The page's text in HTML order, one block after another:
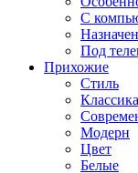
С
Под
Прихожие
Стиль
Классика
Модерн
Цвет
Белые